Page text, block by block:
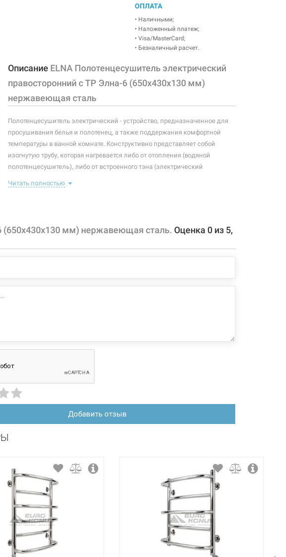
ОПЛАТА
• Наличными;
• Наложенный платеж;
• Visa/MasterCard;
• Безналичный расчет.
Описание ELNA Полотенцесушитель электрический
правосторонний с ТР Элна-6 (650х430х130 мм)
нержавеющая сталь
Полотенцесушитель электрический - устройство, предназначенное для
просушивания белья и полотенец, а также поддержания комфортной
температуры в ванной комнате. Конструктивно представляет собой
изогнутую трубу, которая нагревается либо от отопления (водяной
полотенцесушитель), либо от встроенного тэна (электрический
полотенцесушитель станет незаменимым элементом интерьера.
производителем изменения, магазин ответственности не несет.
Читать полностью
(650х430х130 мм) нержавеющая сталь. Оценка 0 из 5,
Добавить отзыв